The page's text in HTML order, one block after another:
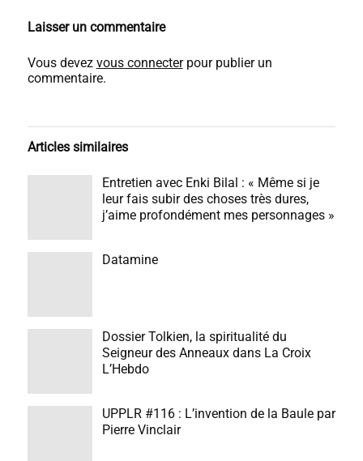
Laisser un commentaire
Vous devez vous connecterpour publier un
commentaire.
Articles similaires
Entretien avec Enki Bilal : « Même si je
leur fais subir des choses très dures,
j’aime profondément mes personnages »
Datamine
Dossier Tolkien, la spiritualité du
Seigneur des Anneaux dans La Croix
L’Hebdo
UPPLR #116 : L’invention de la Baule par
Pierre Vinclair